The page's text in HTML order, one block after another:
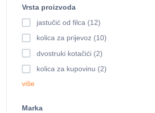
Vrsta proizvoda
jastučić od filca (12)
kolica za prijevoz (10)
dvostruki kotačići (2)
kolica za kupovinu (2)
više
Marka